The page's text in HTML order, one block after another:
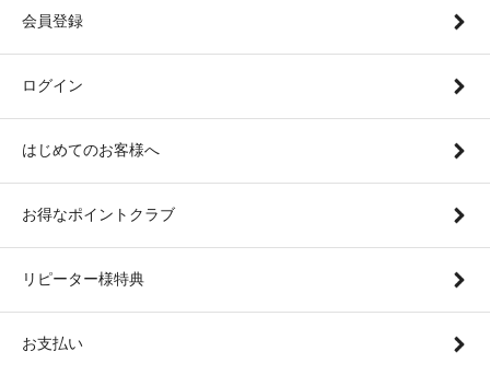
会員登録
ログイン
はじめてのお客様へ
お得なポイントクラブ
リピーター様特典
お支払い